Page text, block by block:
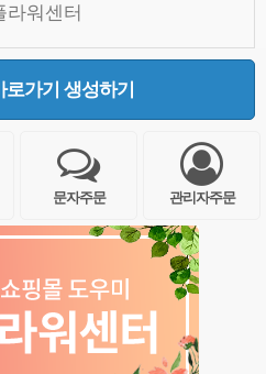
라워센터
로가기 생성하기
문자주문 관리자주문